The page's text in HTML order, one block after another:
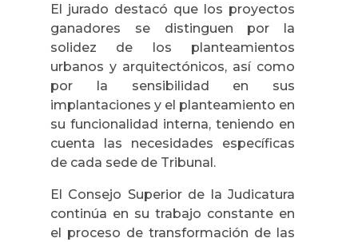
El jurado destacó que los proyectos
ganadores se distinguen por la
solidez de los planteamientos
urbanos y arquitectónicos, así como
por la sensibilidad en sus
implantaciones y el planteamiento en
su funcionalidad interna, teniendo en
cuenta las necesidades específicas
de cada sede de Tribunal.
El Consejo Superior de la Judicatura
continúa en su trabajo constante en
el proceso de transformación de las